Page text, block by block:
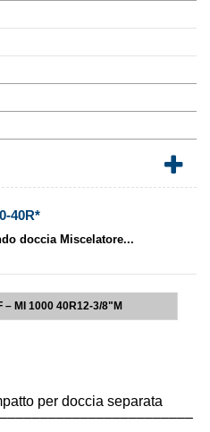
40R*
doccia Miscelatore...
– MI 1000 40R12-3/8"M
per doccia separata